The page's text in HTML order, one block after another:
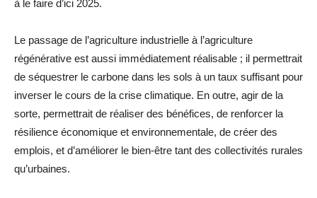
à le faire d’ici 2025.
Le passage de l’agriculture industrielle à l’agriculture
régénérative est aussi immédiatement réalisable ; il permettrait
de séquestrer le carbone dans les sols à un taux suffisant pour
inverser le cours de la crise climatique. En outre, agir de la
sorte, permettrait de réaliser des bénéfices, de renforcer la
résilience économique et environnementale, de créer des
emplois, et d’améliorer le bien-être tant des collectivités rurales
qu’urbaines.